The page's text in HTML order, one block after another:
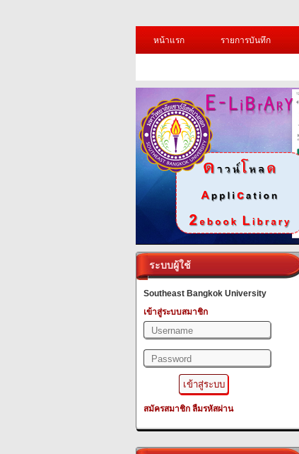
หน้าแรก
รายการบันทึก
ระบบผู้ใช้
Southeast Bangkok University
เข้าสู่ระบบสมาชิก
สมัครสมาชิก ลืมรหัสผ่าน